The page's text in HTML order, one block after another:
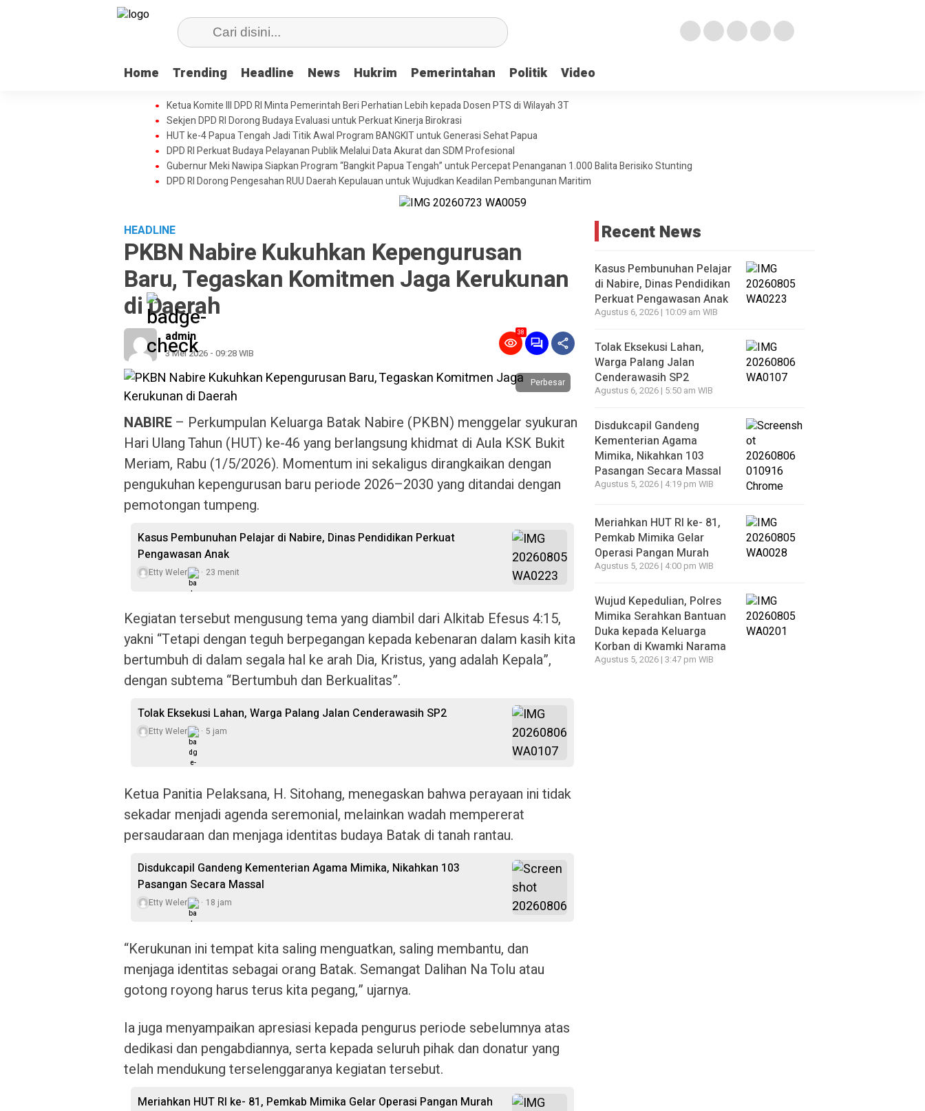
Home Trending Headline News Hukrim Pemerintahan Politik Video
Ketua Komite III DPD RI Minta Pemerintah Beri Perhatian Lebih kepada Dosen PTS di Wilayah 3T
Sekjen DPD RI Dorong Budaya Evaluasi untuk Perkuat Kinerja Birokrasi
HUT ke-4 Papua Tengah Jadi Titik Awal Program BANGKIT untuk Generasi Sehat Papua
DPD RI Perkuat Budaya Pelayanan Publik Melalui Data Akurat dan SDM Profesional
Gubernur Meki Nawipa Siapkan Program “Bangkit Papua Tengah” untuk Percepat Penanganan 1.000 Balita Berisiko Stunting
DPD RI Dorong Pengesahan RUU Daerah Kepulauan untuk Wujudkan Keadilan Pembangunan Maritim
HEADLINE
PKBN Nabire Kukuhkan Kepengurusan
Baru, Tegaskan Komitmen Jaga Kerukunan
di Daerah
admin
3 Mei 2026 - 09:28 WIB
38
Perbesar
NABIRE – Perkumpulan Keluarga Batak Nabire (PKBN) menggelar syukuran
Hari Ulang Tahun (HUT) ke-46 yang berlangsung khidmat di Aula KSK Bukit
Meriam, Rabu (1/5/2026). Momentum ini sekaligus dirangkaikan dengan
pengukuhan kepengurusan baru periode 2026–2030 yang ditandai dengan
pemotongan tumpeng.
Kasus Pembunuhan Pelajar di Nabire, Dinas Pendidikan Perkuat
Pengawasan Anak
Etty Weler 23 menit
Kegiatan tersebut mengusung tema yang diambil dari Alkitab Efesus 4:15,
yakni “Tetapi dengan teguh berpegangan kepada kebenaran dalam kasih kita
bertumbuh di dalam segala hal ke arah Dia, Kristus, yang adalah Kepala”,
dengan subtema “Bertumbuh dan Berkualitas”.
Tolak Eksekusi Lahan, Warga Palang Jalan Cenderawasih SP2
Etty Weler 5 jam
Ketua Panitia Pelaksana, H. Sitohang, menegaskan bahwa perayaan ini tidak
sekadar menjadi agenda seremonial, melainkan wadah mempererat
persaudaraan dan menjaga identitas budaya Batak di tanah rantau.
Disdukcapil Gandeng Kementerian Agama Mimika, Nikahkan 103
Pasangan Secara Massal
Etty Weler 18 jam
“Kerukunan ini tempat kita saling menguatkan, saling membantu, dan
menjaga identitas sebagai orang Batak. Semangat Dalihan Na Tolu atau
gotong royong harus terus kita pegang,” ujarnya.
Ia juga menyampaikan apresiasi kepada pengurus periode sebelumnya atas
dedikasi dan pengabdiannya, serta kepada seluruh pihak dan donatur yang
telah mendukung terselenggaranya kegiatan tersebut.
Meriahkan HUT RI ke- 81, Pemkab Mimika Gelar Operasi Pangan Murah
Recent News
Kasus Pembunuhan Pelajar
di Nabire, Dinas Pendidikan
Perkuat Pengawasan Anak
Agustus 6, 2026 | 10:09 am WIB
Tolak Eksekusi Lahan,
Warga Palang Jalan
Cenderawasih SP2
Agustus 6, 2026 | 5:50 am WIB
Disdukcapil Gandeng
Kementerian Agama
Mimika, Nikahkan 103
Pasangan Secara Massal
Agustus 5, 2026 | 4:19 pm WIB
Meriahkan HUT RI ke- 81,
Pemkab Mimika Gelar
Operasi Pangan Murah
Agustus 5, 2026 | 4:00 pm WIB
Wujud Kepedulian, Polres
Mimika Serahkan Bantuan
Duka kepada Keluarga
Korban di Kwamki Narama
Agustus 5, 2026 | 3:47 pm WIB